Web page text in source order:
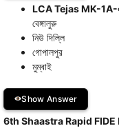
LCA Tejas MK-1A-এর
বেঙ্গালুরু
নিউ দিল্লি
গোপালপুর
মুম্বাই
Show Answer
6th Shaastra Rapid FIDE